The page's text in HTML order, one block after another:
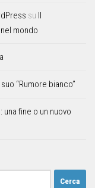
su
mondo
“Rumore bianco”
fine o un nuovo